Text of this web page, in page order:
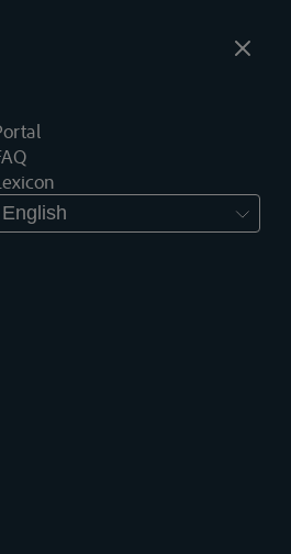
English
-
genügt ihrer
der Saale, wenn sie durch
mit Peilrahmen oder durch
überprüft, sofern keine
oder Untersuchungen